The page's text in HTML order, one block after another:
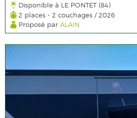
Disponible à LE PONTET (84)
2 places - 2 couchages / 2026
Proposé parALAIN